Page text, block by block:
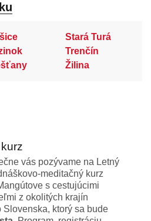
Stará Turá
Trenčín
Žilina
vás pozývame na Letný
meditačný kurz
s cestujúcimi
z okolitých krajín
Slovenska, ktorý sa bude